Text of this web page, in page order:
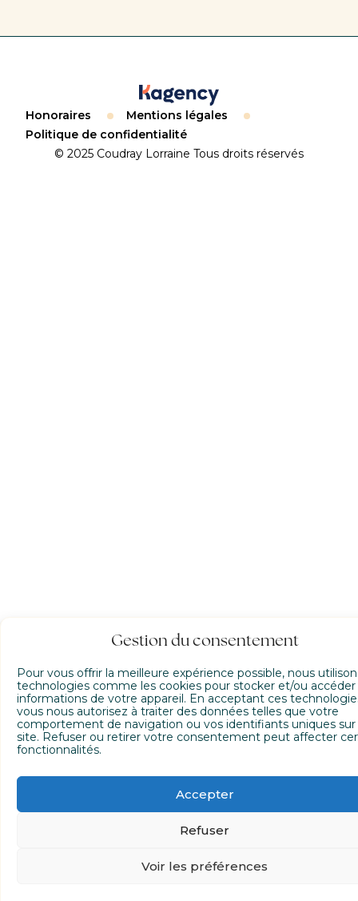
Gestion du consentement
Pour vous offrir la meilleure expérience possible, nous
technologies comme les cookies pour stocker et/ou accéder
informations de votre appareil. En acceptant ces
vous nous autorisez à traiter des données telles que votre
comportement de navigation ou vos identifiants uniques sur
site. Refuser ou retirer votre consentement peut affecter
fonctionnalités.
Accepter
Refuser
Voir les préférences
© 2025 Coudray Lorraine Tous droits réservés
Honoraires
Mentions légales
Politique de confidentialité